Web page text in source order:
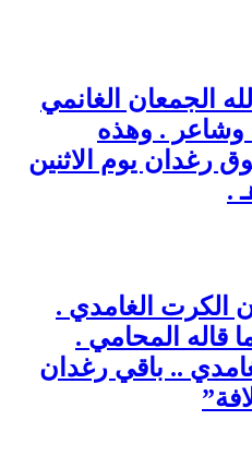
الجمعان الغانمي
وشاعر . وهذه
رغدان يوم الاثنين
الكرت الغامدي .
قاله المحامي .
.. باقي رغدان